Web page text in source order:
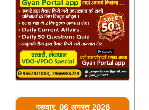
गुरुवार, 06 अगस्त 2026